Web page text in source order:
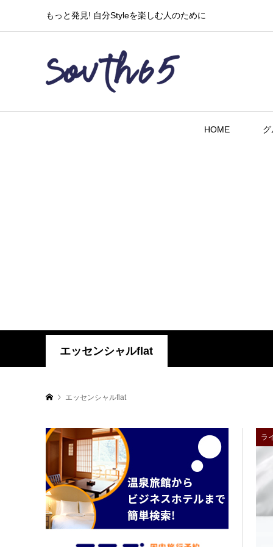
もっと発見! 自分Styleを楽しむ人のために
HOME
エッセンシャルflat
エッセンシャルflat
ラ